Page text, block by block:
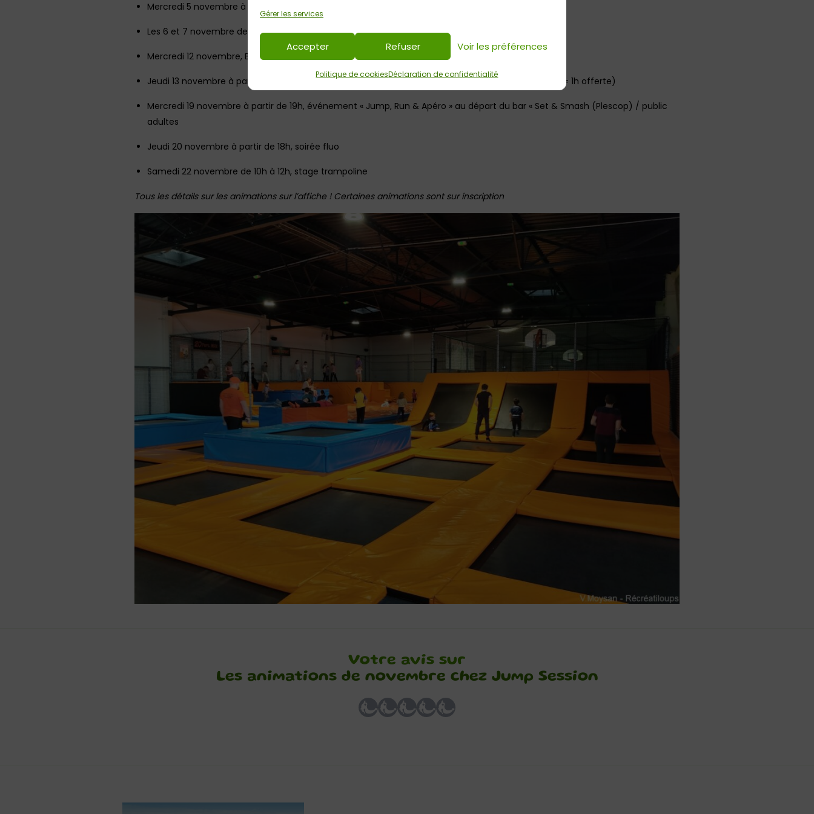
Gérer les services
Accepter Refuser Voir les préférences
Politique de cookiesDéclaration de confidentialité
Mercredi 5 novembre à 10h et 11h, jump et yoga junior
Les 6 et 7 novembre de 13h à 21h, journée illimitée (1h achetée = jump en illimité)
Mercredi 12 novembre, Bloc & Jump : trampoline… et escalade chez Capt’n Hablock
Jeudi 13 novembre à partir de 17h, bon plan pour les gars, petits et grands (dès 7 ans – 1h achetée = 1h offerte)
Mercredi 19 novembre à partir de 19h, événement « Jump, Run & Apéro » au départ du bar « Set & Smash (Plescop) / public
adultes
Jeudi 20 novembre à partir de 18h, soirée fluo
Samedi 22 novembre de 10h à 12h, stage trampoline
Tous les détails sur les animations sur l’affiche ! Certaines animations sont sur inscription
Votre avis sur
Les animations de novembre chez Jump Session